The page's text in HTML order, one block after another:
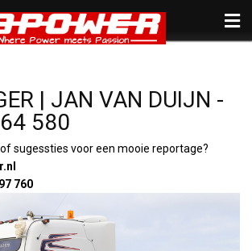
| JAN VAN DUIJN -
580
sugessties voor een mooie reportage?
760